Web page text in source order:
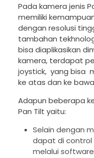
Pada kamera jenis
memiliki
dengan resolusi
tambahan
bisa diaplikasikan
kamera, terdapat
joystick, yang bisa
ke atas dan ke
Adapun beberapa
Pan Tilt yaitu:
Selain dengan
dapat di control
melalui